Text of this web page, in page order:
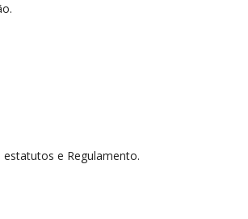
e Regulamento.